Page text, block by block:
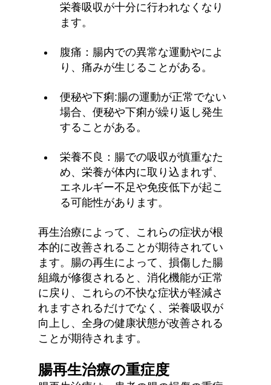
栄養吸収が十分に行われなくなり
ます。
腹痛：腸内での異常な運動やによ
り、痛みが生じることがある。
便秘や下痢:腸の運動が正常でない
場合、便秘や下痢が繰り返し発生
することがある。
栄養不良：腸での吸収が慎重なた
め、栄養が体内に取り込まれず、
エネルギー不足や免疫低下が起こ
る可能性があります。
再生治療によって、これらの症状が根
本的に改善されることが期待されてい
ます。腸の再生によって、損傷した腸
組織が修復されると、消化機能が正常
に戻り、これらの不快な症状が軽減さ
れますされるだけでなく、栄養吸収が
向上し、全身の健康状態が改善される
ことが期待されます。
腸再生治療の重症度